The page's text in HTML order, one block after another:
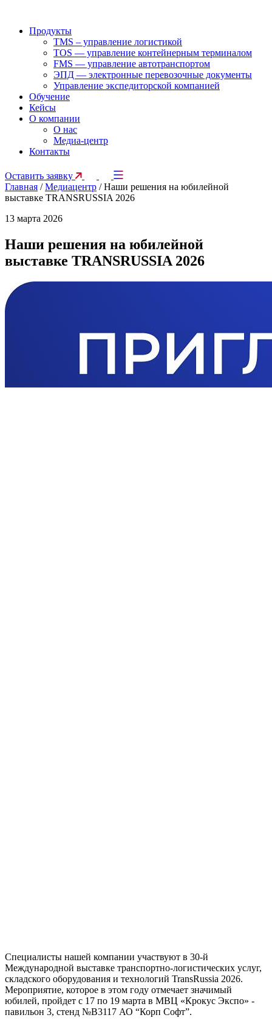
Продукты
TMS – управление логистикой
TOS — управление контейнерным терминалом
FMS — управление автотранспортом
ЭПД — электронные перевозочные документы
Управление экспедиторской компанией
Обучение
Кейсы
О компании
О нас
Медиа-центр
Контакты
Оставить заявку
Главная / Медиацентр / Наши решения на юбилейной
выставке TRANSRUSSIA 2026
13 марта 2026
Наши решения на юбилейной
выставке TRANSRUSSIA 2026
Специалисты нашей компании участвуют в 30-й
Международной выставке транспортно-логистических услуг,
складского оборудования и технологий TransRussia 2026.
Мероприятие, которое в этом году отмечает значимый
юбилей, пройдет с 17 по 19 марта в МВЦ «Крокус Экспо» -
павильон 3, стенд №В3117 АО “Корп Софт”.